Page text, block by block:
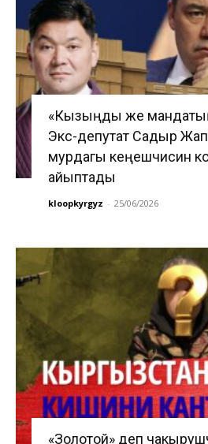
«Кызыңды же
Экс-депутат Садыр
мурдагы кеңешчисин
айыптады
kloopkyrgyz - 25/06/2026
«Золотой» деп